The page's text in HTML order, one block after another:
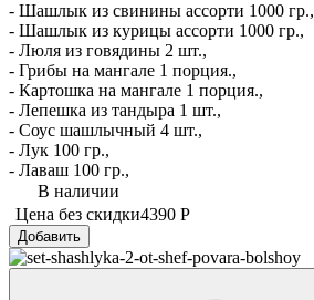
- Шашлык из свинины ассорти 1000 гр.,
- Шашлык из курицы ассорти 1000 гр.,
- Люля из говядины 2 шт.,
- Грибы на мангале 1 порция.,
- Картошка на мангале 1 порция.,
- Лепешка из тандыра 1 шт.,
- Соус шашлычный 4 шт.,
- Лук 100 гр.,
- Лаваш 100 гр.,
В наличии
Цена без скидки4390 Р
Добавить